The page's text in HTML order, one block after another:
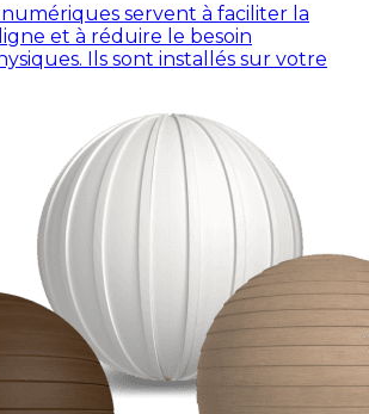
servent à faciliter la
et à réduire le besoin
Ils sont installés sur votre